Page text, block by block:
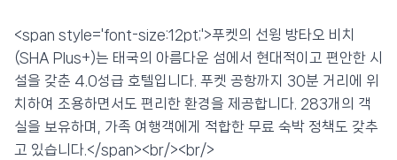
<span style='font-size:12pt;'>푸켓의 선윙 방타오 비치
(SHA Plus+)는 태국의 아름다운 섬에서 현대적이고 편안한 시
설을 갖춘 4.0성급 호텔입니다. 푸켓 공항까지 30분 거리에 위
치하여 조용하면서도 편리한 환경을 제공합니다. 283개의 객
실을 보유하며, 가족 여행객에게 적합한 무료 숙박 정책도 갖추
고 있습니다.</span><br/><br/>